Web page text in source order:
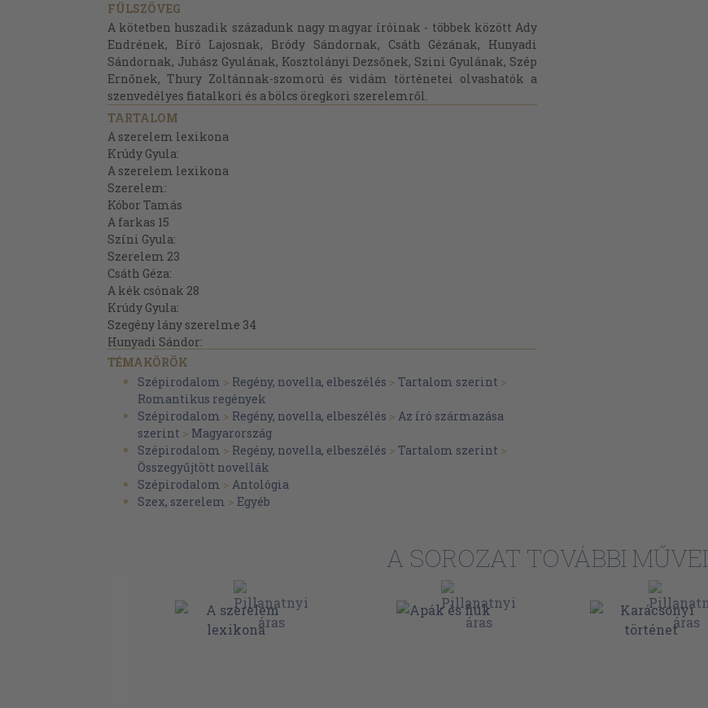
FÜLSZÖVEG
A kötetben huszadik századunk nagy magyar íróinak - többek között Ady
Endrének, Bíró Lajosnak, Bródy Sándornak, Csáth Gézának, Hunyadi
Sándornak, Juhász Gyulának, Kosztolányi Dezsőnek, Szini Gyulának, Szép
Ernőnek, Thury Zoltánnak-szomorú és vidám történetei olvashatók a
szenvedélyes fiatalkori és a bölcs öregkori szerelemről.
TARTALOM
A szerelem lexikona
Krúdy Gyula:
A szerelem lexikona
Szerelem:
Kóbor Tamás
A farkas 15
Színi Gyula:
Szerelem 23
Csáth Géza:
A kék csónak 28
Krúdy Gyula:
Szegény lány szerelme 34
Hunyadi Sándor:
Szerelem 41
Móricz Zsigmond:
Szerelem 43
Rabok sétája
Bíró Lajos:
Másodszor 57
Török Gyula:
Tavasztól - őszig 63
Bíró Lajos:
Bródy Sándor:
Özvegyen 104
TÉMAKÖRÖK
Szépirodalom > Regény, novella, elbeszélés > Tartalom szerint >
Romantikus regények
Szépirodalom > Regény, novella, elbeszélés > Az író származása
szerint > Magyarország
Szépirodalom > Regény, novella, elbeszélés > Tartalom szerint >
Összegyűjtött novellák
Szépirodalom > Antológia
Szex, szerelem > Egyéb
A SOROZAT TOVÁBBI MŰVEI